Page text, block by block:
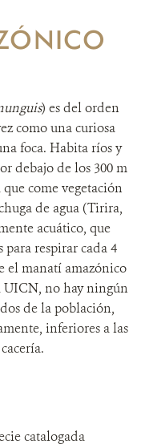
Y RECLAMOS
) es del orden
como una curiosa
foca. Habita ríos y
debajo de los 300 m
come vegetación
de agua (Tirira,
acuático, que
para respirar cada 4
el manatí amazónico
UICN, no hay ningún
de la población,
inferiores a las
catalogada